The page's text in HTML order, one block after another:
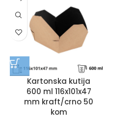
Kartonska kutija
600 ml 116x101x47
mm kraft/crno 50
kom